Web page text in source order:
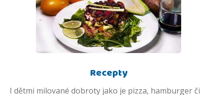
Recepty
I dětmi milované dobroty jako je pizza, hamburger či